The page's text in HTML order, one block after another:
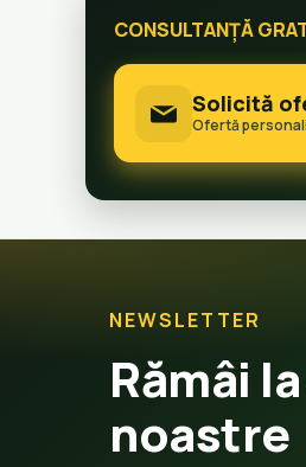
CONSULTANȚĂ
Solicită
Ofertă
NEWSLETTER
Rămâi
noastre